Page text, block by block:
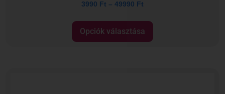
3990 Ft – 49990 Ft
Opciók választása